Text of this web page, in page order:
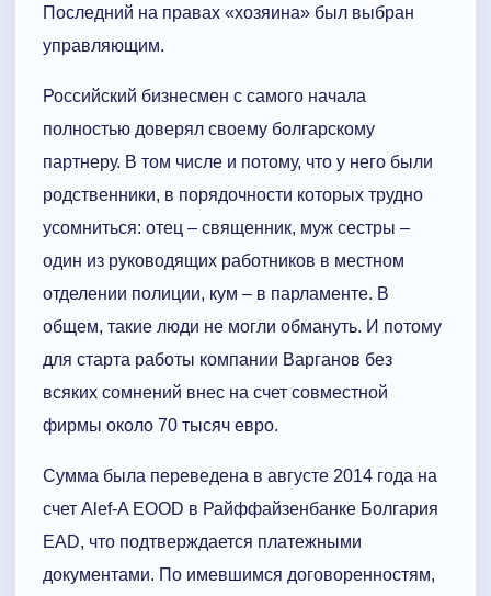
Последний на правах «хозяина» был выбран
управляющим.
Российский бизнесмен с самого начала
полностью доверял своему болгарскому
партнеру. В том числе и потому, что у него были
родственники, в порядочности которых трудно
усомниться: отец – священник, муж сестры –
один из руководящих работников в местном
отделении полиции, кум – в парламенте. В
общем, такие люди не могли обмануть. И потому
для старта работы компании Варганов без
всяких сомнений внес на счет совместной
фирмы около 70 тысяч евро.
Сумма была переведена в августе 2014 года на
счет Alef-A EOOD в Райффайзенбанке Болгария
EAD, что подтверждается платежными
документами. По имевшимся договоренностям,